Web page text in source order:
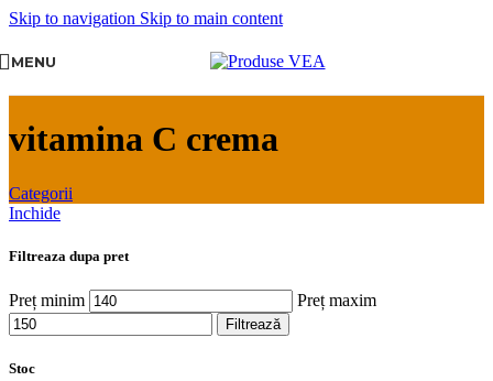
Skip to navigation Skip to main content
MENU
vitamina C crema
Categorii
Inchide
Filtreaza dupa pret
Preț minim Preț maxim
Filtrează
Stoc